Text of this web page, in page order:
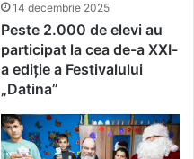
14 decembrie 2025
Peste 2.000 de elevi au
participat la cea de-a XXI-
a ediție a Festivalului
„Datina”